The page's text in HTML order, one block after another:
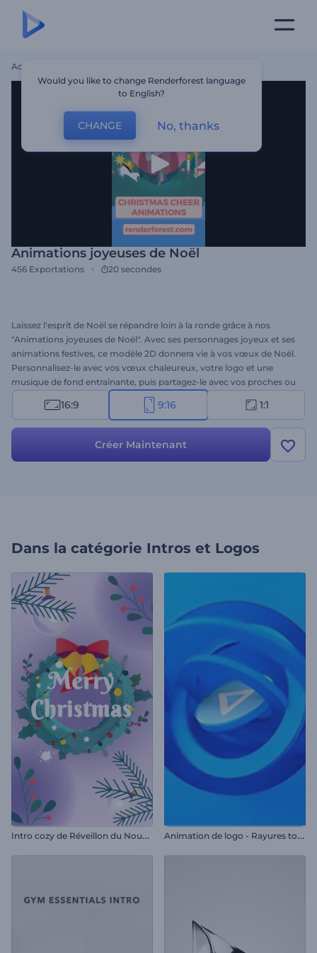
Accueil
Animations joyeuses de Noël
456 Exportations 20 secondes
Laissez l'esprit de Noël se répandre loin à la ronde grâce à nos
"Animations joyeuses de Noël". Avec ses personnages joyeux et ses
animations festives, ce modèle 2D donnera vie à vos vœux de Noël.
Personnalisez-le avec vos vœux chaleureux, votre logo et une
musique de fond entraînante, puis partagez-le avec vos proches ou
sur les réseaux sociaux. Il est parfait pour les vidéos de vœux, les
invitations à des événements, les promotions saisonnières et
16:9 9:16 1:1
Créer Maintenant
Dans la catégorie Intros et Logos
I
ntro cozy de Réveillon du Nouvel An A
nimation de logo - Rayures tournantes
Would you like to change Renderforest language
to English?
CHANGE No, thanks